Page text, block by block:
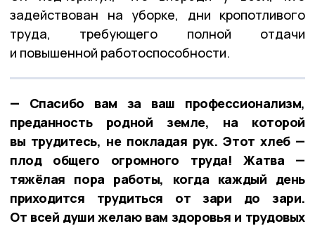
задействован на уборке, дни кропотливого
труда, требующего полной отдачи
и повышенной работоспособности.
— Спасибо вам за ваш профессионализм,
преданность родной земле, на которой
вы трудитесь, не покладая рук. Этот хлеб —
плод общего огромного труда! Жатва —
тяжёлая пора работы, когда каждый день
приходится трудиться от зари до зари.
От всей души желаю вам здоровья и трудовых